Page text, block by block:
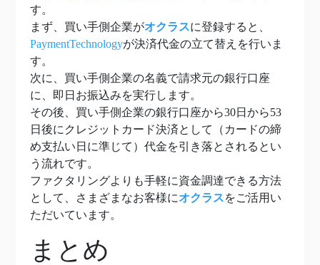
す。
まず、買い手側企業がオクラスに登録すると、
PaymentTechnologyが決済代金の立て替えを行いま
す。
次に、買い手側企業の名義で請求元の銀行口座
に、即日お振込みを実行します。
その後、買い手側企業の銀行口座から30日から53
日後にクレジットカード決済として（カードの締
め支払い日に準じて）代金を引き落とされるとい
う流れです。
ファクタリングよりも手軽に資金調達できる方法
として、さまざまなお客様にオクラスをご活用い
ただいています。
まとめ